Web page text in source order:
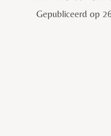
Gepubliceerd op